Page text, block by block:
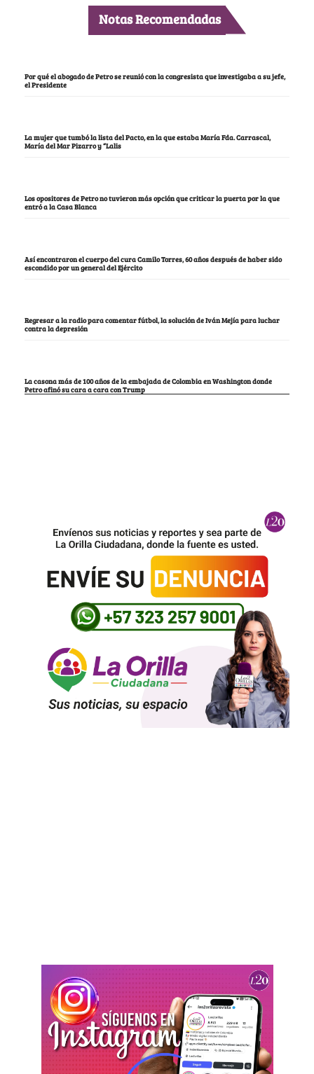
Notas Recomendadas
Por qué el abogado de Petro se reunió con la congresista que investigaba a su jefe,
el Presidente
La mujer que tumbó la lista del Pacto, en la que estaba María Fda. Carrascal,
María del Mar Pizarro y “Lalis
Los opositores de Petro no tuvieron más opción que criticar la puerta por la que
entró a la Casa Blanca
Así encontraron el cuerpo del cura Camilo Torres, 60 años después de haber sido
escondido por un general del Ejército
Regresar a la radio para comentar fútbol, la solución de Iván Mejía para luchar
contra la depresión
La casona más de 100 años de la embajada de Colombia en Washington donde
Petro afinó su cara a cara con Trump